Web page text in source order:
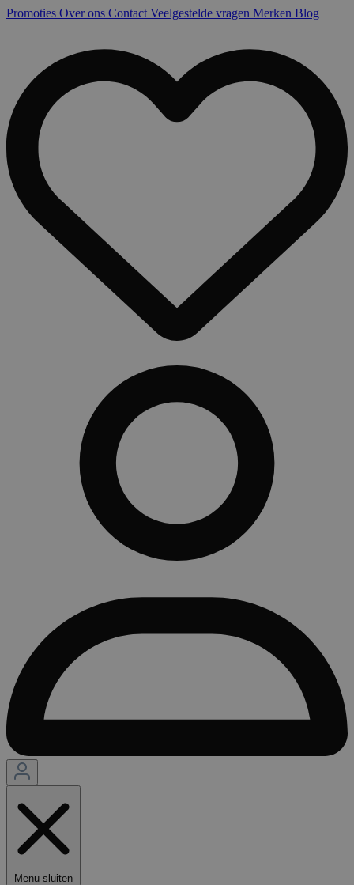
Promoties Over ons Contact Veelgestelde vragen Merken Blog
Menu sluiten